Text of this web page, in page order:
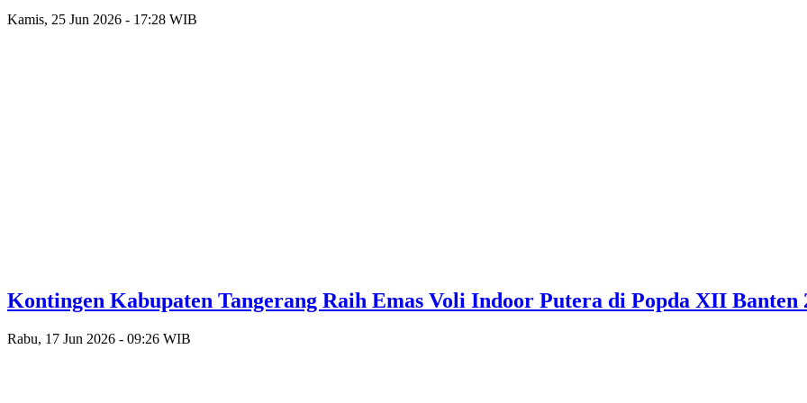
Kamis, 25 Jun 2026 - 17:28 WIB
Kontingen Kabupaten Tangerang Raih Emas Voli Indoor Putera di Popda XII Banten
Rabu, 17 Jun 2026 - 09:26 WIB